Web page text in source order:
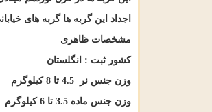
اجداد این گربه ها گربه های
مشخصات ظاهری
کشور ثبت : انگلستان
وزن جنس نر 4.5 تا 8 کیلوگرم
وزن جنس ماده 3.5 تا 6 کیلوگرم